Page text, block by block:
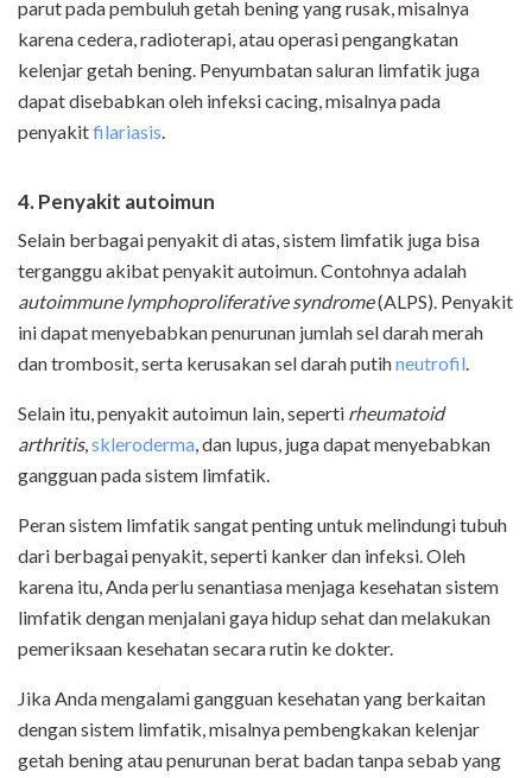
parut pada pembuluh getah bening yang rusak, misalnya
karena cedera, radioterapi, atau operasi pengangkatan
kelenjar getah bening. Penyumbatan saluran limfatik juga
dapat disebabkan oleh infeksi cacing, misalnya pada
penyakitfilariasis.
4. Penyakit autoimun
Selain berbagai penyakit di atas, sistem limfatik juga bisa
terganggu akibat penyakit autoimun. Contohnya adalah
autoimmune lymphoproliferative syndrome(ALPS). Penyakit
ini dapat menyebabkan penurunan jumlah sel darah merah
dan trombosit, serta kerusakan sel darah putihneutrofil.
Selain itu, penyakit autoimun lain, seperti rheumatoid
arthritis,skleroderma, dan lupus, juga dapat menyebabkan
gangguan pada sistem limfatik.
Peran sistem limfatik sangat penting untuk melindungi tubuh
dari berbagai penyakit, seperti kanker dan infeksi. Oleh
karena itu, Anda perlu senantiasa menjaga kesehatan sistem
limfatik dengan menjalani gaya hidup sehat dan melakukan
pemeriksaan kesehatan secara rutin ke dokter.
Jika Anda mengalami gangguan kesehatan yang berkaitan
dengan sistem limfatik, misalnya pembengkakan kelenjar
getah bening atau penurunan berat badan tanpa sebab yang